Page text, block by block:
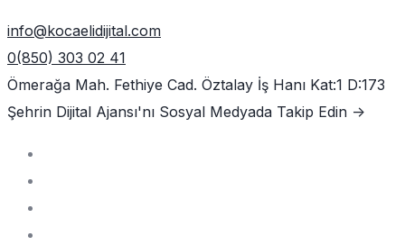
info@kocaelidijital.com
0(850) 303 02 41
Ömerağa Mah. Fethiye Cad. Öztalay İş Hanı Kat:1 D:173
Şehrin Dijital Ajansı'nı Sosyal Medyada Takip Edin ->